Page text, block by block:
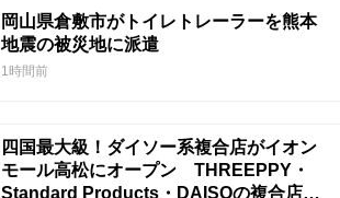
岡山県倉敷市がトイレトレーラーを熊本
地震の被災地に派遣
1時間前
四国最大級！ダイソー系複合店がイオン
モール高松にオープン THREEPPY・
Standard Products・DAISOの複合店は